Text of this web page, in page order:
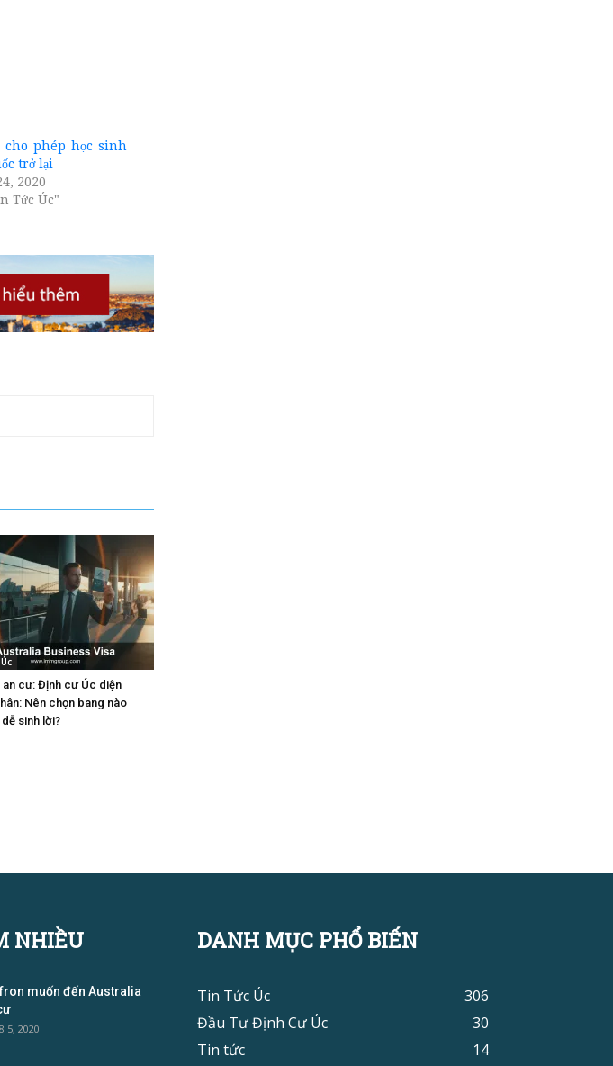
cho phép học sinh
trở lại
2020
Tức Úc"
an cư: Định cư Úc diện
Nên chọn bang nào
sinh lời?
NHIỀU
muốn đến Australia
5, 2020
DANH MỤC PHỔ BIẾN
Tin Tức Úc
306
Đầu Tư Định Cư Úc
30
Tin tức
14